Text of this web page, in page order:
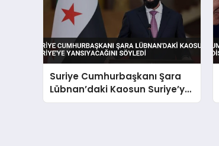
Suriye Cumhurbaşkanı Şara
Lübnan’daki Kaosun Suriye’ye
Yansıyacağını Söyledi